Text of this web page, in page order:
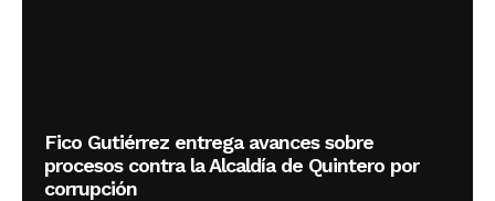
Fico Gutiérrez entrega avances sobre
procesos contra la Alcaldía de Quintero por
corrupción